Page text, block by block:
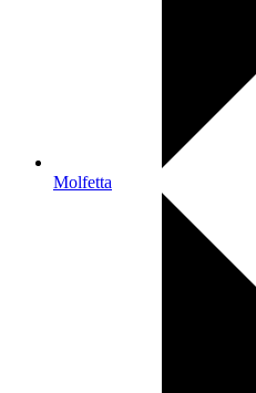
Molfetta